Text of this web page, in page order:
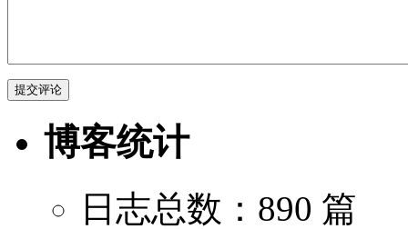
博客统计
日志总数：890 篇